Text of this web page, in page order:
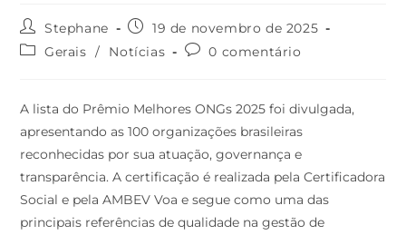
Stephane
19 de novembro de 2025
Gerais / Notícias 0 comentário
A lista do Prêmio Melhores ONGs 2025 foi divulgada,
apresentando as 100 organizações brasileiras
reconhecidas por sua atuação, governança e
transparência. A certificação é realizada pela Certificadora
Social e pela AMBEV Voa e segue como uma das
principais referências de qualidade na gestão de